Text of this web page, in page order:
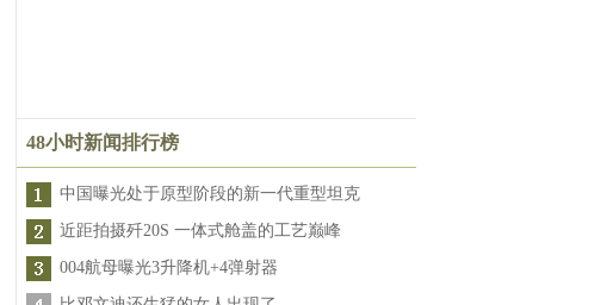
48小时新闻排行榜
中国曝光处于原型阶段的新一代重型坦克
近距拍摄歼20S 一体式舱盖的工艺巅峰
004航母曝光3升降机+4弹射器